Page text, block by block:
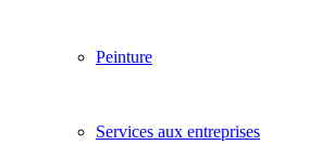
Peinture
Services aux entreprises